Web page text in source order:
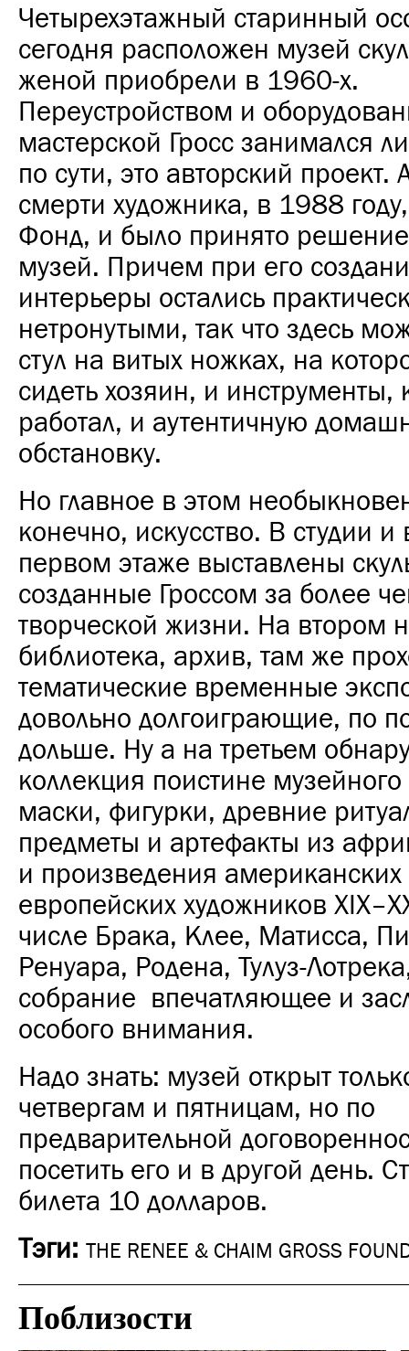
Четырехэтажный старинный
сегодня расположен музей
женой приобрели в 1960-х.
Переустройством и
мастерской Гросс занимался
по сути, это авторский проект.
смерти художника, в 1988
Фонд, и было принято
музей. Причем при его
интерьеры остались
нетронутыми, так что здесь
стул на витых ножках, на
сидеть хозяин, и
работал, и аутентичную
обстановку.
Но главное в этом
конечно, искусство. В студии и
первом этаже выставлены
созданные Гроссом за более
творческой жизни. На втором
библиотека, архив, там же
тематические временные
довольно долгоиграющие, по
дольше. Ну а на третьем
коллекция поистине
маски, фигурки, древние
предметы и артефакты из
и произведения
европейских художников
числе Брака, Клее, Матисса,
Ренуара, Родена, Тулуз-
собрание впечатляющее и
особого внимания.
Надо знать: музей открыт
четвергам и пятницам, но по
предварительной
посетить его и в другой день.
билета 10 долларов.
Тэги: THE RENEE & CHAIM GROSS
Поблизости